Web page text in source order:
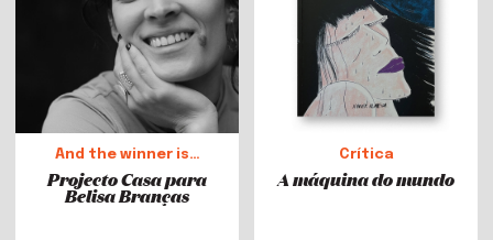
And the winner is…
Projecto Casa para
Belisa Branças
Crítica
A máquina do mundo